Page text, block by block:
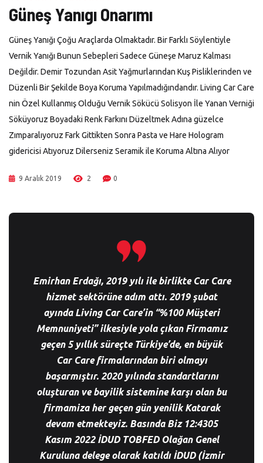
Güneş Yanıgı Onarımı
Güneş Yanığı Çoğu Araçlarda Olmaktadır. Bir Farklı Söylentiyle
Vernik Yanığı Bunun Sebepleri Sadece Güneşe Maruz Kalması
Değildir. Demir Tozundan Asit Yağmurlarından Kuş Pisliklerinden ve
Düzenli Bir Şekilde Boya Koruma Yapılmadığındandır. Living Car Care
nin Özel Kullanmış Olduğu Vernik Sökücü Solisyon İle Yanan Verniği
Söküyoruz Boyadaki Renk Farkını Düzeltmek Adına güzelce
Zımparalıyoruz Fark Gittikten Sonra Pasta ve Hare Hologram
gidericisi Atıyoruz Dilerseniz Seramik ile Koruma Altına Alıyor
9 Aralık 2019 2 0
Emirhan Erdağı, 2019 yılı ile birlikte Car Care
hizmet sektörüne adım attı. 2019 şubat
ayında Living Car Care’in “%100 Müşteri
Memnuniyeti” ilkesiyle yola çıkan Firmamız
geçen 5 yıllık süreçte Türkiye’de, en büyük
Car Care firmalarından biri olmayı
başarmıştır. 2020 yılında standartlarını
oluşturan ve bayilik sistemine karşı olan bu
firmamiza her geçen gün yenilik Katarak
devam etmekteyiz. Basında Biz 12:4305
Kasım 2022 İDUD TOBFED Olağan Genel
Kuruluna delege olarak katıldı İDUD (İzmir